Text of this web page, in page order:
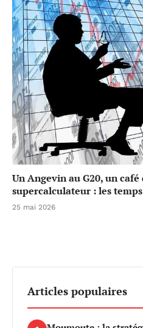
Un Angevin au G20, un
supercalculateur : les
25 mai 2026
Articles populaires